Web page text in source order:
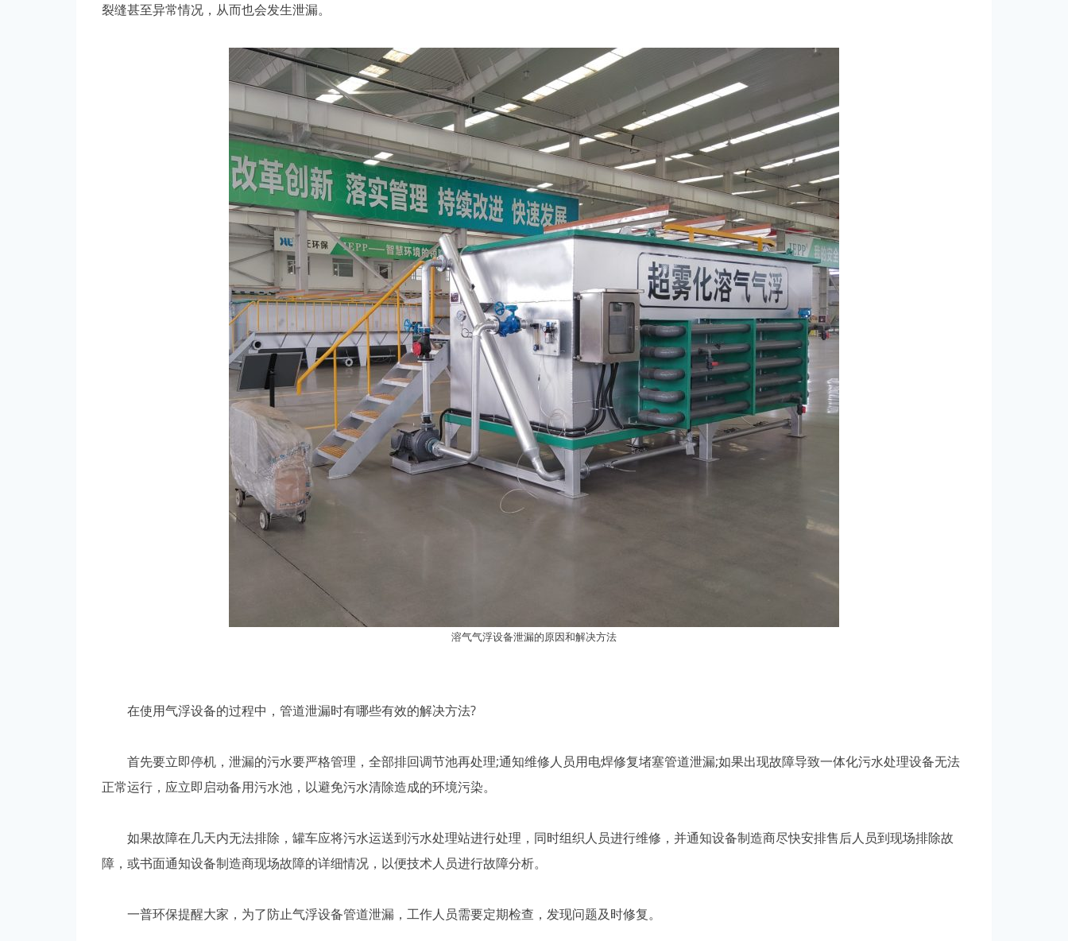
裂缝甚至异常情况，从而也会发生泄漏。
溶气气浮设备泄漏的原因和解决方法
在使用气浮设备的过程中，管道泄漏时有哪些有效的解决方法?
首先要立即停机，泄漏的污水要严格管理，全部排回调节池再处理;通知维修人员用电焊修复堵塞管道泄漏;如果出现故障导致一体化污水处理设备无法
正常运行，应立即启动备用污水池，以避免污水清除造成的环境污染。
如果故障在几天内无法排除，罐车应将污水运送到污水处理站进行处理，同时组织人员进行维修，并通知设备制造商尽快安排售后人员到现场排除故
障，或书面通知设备制造商现场故障的详细情况，以便技术人员进行故障分析。
一普环保提醒大家，为了防止气浮设备管道泄漏，工作人员需要定期检查，发现问题及时修复。